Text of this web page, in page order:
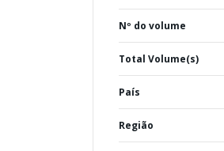
Nº do volume
Total Volume(s)
País
Região